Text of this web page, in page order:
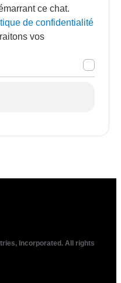
ce chat.
de confidentialité
vos
Incorporated. All rights